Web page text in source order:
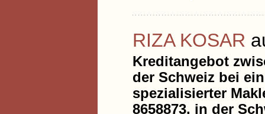
RIZA KOSAR
Kreditangebot
der Schweiz bei
spezialisierter
8658873, in der